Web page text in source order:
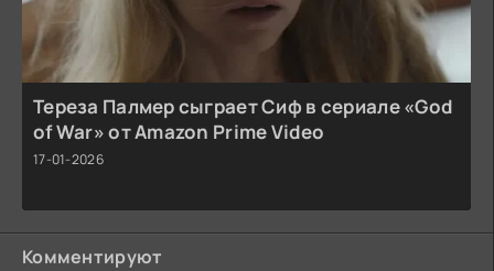
Тереза Палмер сыграет Сиф в сериале «God
of War» от Amazon Prime Video
17-01-2026
Комментируют